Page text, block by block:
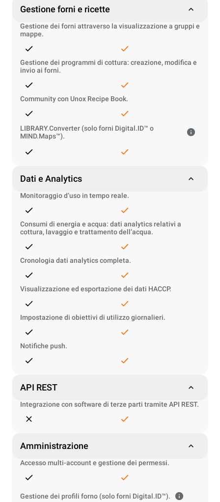
Gestione forni e ricette
Gestione dei forni attraverso la visualizzazione a gruppi e
mappe.
Gestione dei programmi di cottura: creazione, modifica e
invio ai forni.
Community con Unox Recipe Book.
LIBRARY.Converter (solo forni Digital.ID™ o
MIND.Maps™).
Dati e Analytics
Monitoraggio d’uso in tempo reale.
Consumi di energia e acqua: dati analytics relativi a
cottura, lavaggio e trattamento dell’acqua.
Cronologia dati analytics completa.
Visualizzazione ed esportazione dei dati HACCP.
Impostazione di obiettivi di utilizzo giornalieri.
Notifiche push.
API REST
Integrazione con software di terze parti tramite API REST.
Amministrazione
Accesso multi-account e gestione dei permessi.
Gestione dei profili forno (solo forni Digital.ID™).